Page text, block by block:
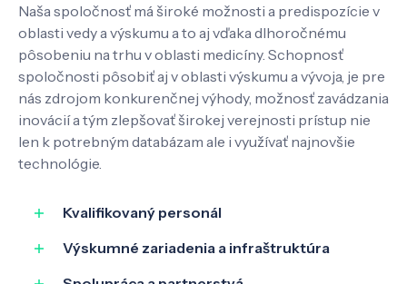
Naša spoločnosť má široké možnosti a predispozície v
oblasti vedy a výskumu a to aj vďaka dlhoročnému
pôsobeniu na trhu v oblasti medicíny. Schopnosť
spoločnosti pôsobiť aj v oblasti výskumu a vývoja, je pre
nás zdrojom konkurenčnej výhody, možnosť zavádzania
inovácií a tým zlepšovať širokej verejnosti prístup nie
len k potrebným databázam ale i využívať najnovšie
technológie.
Kvalifikovaný personál
Výskumné zariadenia a infraštruktúra